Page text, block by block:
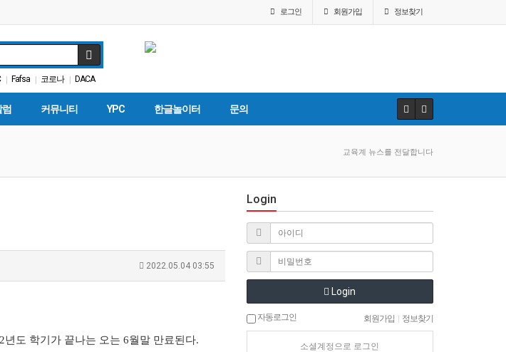
로그인 회원가입 정보찾기
| Fafsa | 코로나 | DACA
문 | 교육뉴스
커뮤니티 YPC 한글놀이터 문의
교육계 뉴스를 전달합니다
2022.05.04 03:55
도 학기가 끝나는 오는 6월말 만료된다.
Login
Login
자동로그인 회원가입 정보찾기
소셜계정으로 로그인